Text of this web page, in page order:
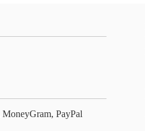
PayPal